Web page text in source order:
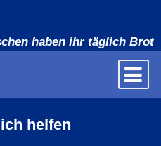
haben ihr täglich Brot
helfen